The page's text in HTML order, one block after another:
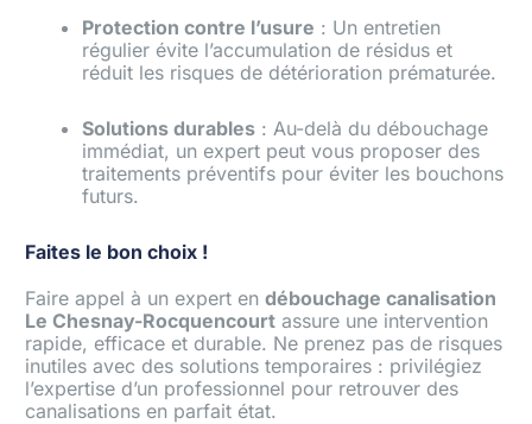
Protection contre l’usure : Un entretien
régulier évite l’accumulation de résidus et
réduit les risques de détérioration prématurée.
Solutions durables : Au-delà du débouchage
immédiat, un expert peut vous proposer des
traitements préventifs pour éviter les bouchons
futurs.
Faites le bon choix !
Faire appel à un expert en débouchage canalisation
Le Chesnay-Rocquencourt assure une intervention
rapide, efficace et durable. Ne prenez pas de risques
inutiles avec des solutions temporaires : privilégiez
l’expertise d’un professionnel pour retrouver des
canalisations en parfait état.